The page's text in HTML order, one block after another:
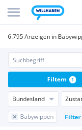
6.795 Anzeigen in
Bundesland
Babywippen Filter
Filtern 1